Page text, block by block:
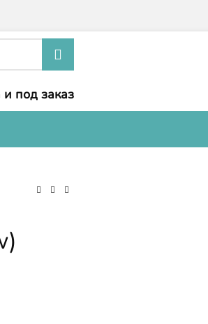
под заказ